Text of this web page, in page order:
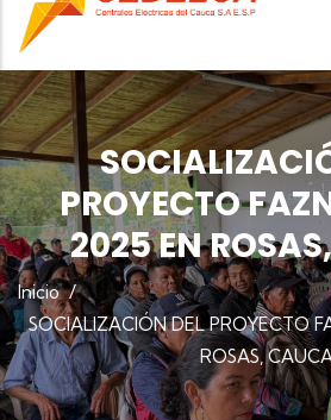
PROYECTO
2025 EN
Inicio /
SOCIALIZACIÓN DEL PROYECTO
ROSAS,